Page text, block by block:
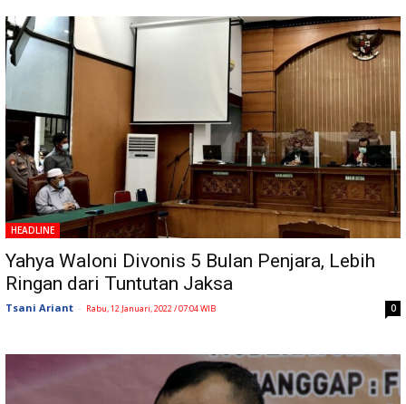
HEADLINE
Yahya Waloni Divonis 5 Bulan Penjara, Lebih
Ringan dari Tuntutan Jaksa
Tsani Ariant - Rabu, 12 Januari, 2022 / 07:04 WIB 0